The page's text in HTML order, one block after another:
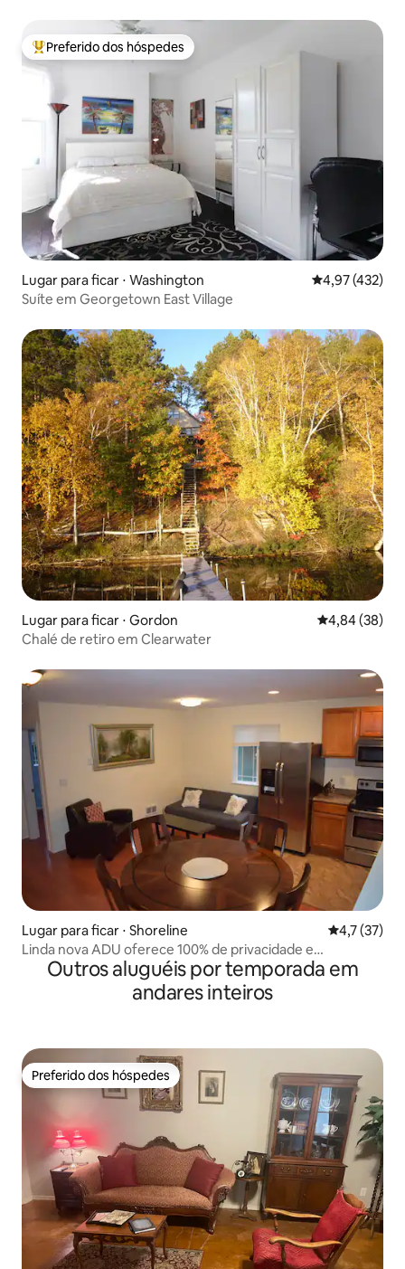
Entre os melhores preferidos dos hóspedes
Preferido dos hóspedes
Lugar para ficar ⋅ Washington 4,97 de uma
4,97 (432)
Suíte em Georgetown East Village
Lugar para ficar ⋅ Gordon 4,84 de uma
4,84 (38)
Chalé de retiro em Clearwater
Lugar para ficar ⋅ Shoreline 4,7 de uma
4,7 (37)
Linda nova ADU oferece 100% de privacidade e
tranquilidade
Outros aluguéis por temporada em
andares inteiros
Preferido dos hóspedes
Preferido dos hóspedes